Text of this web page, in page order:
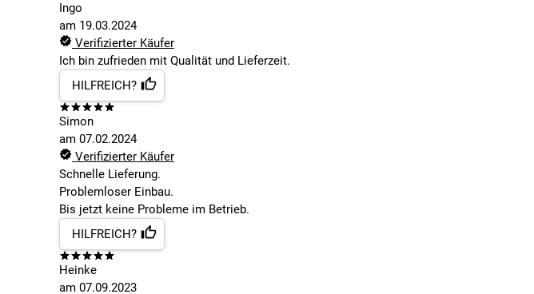
Ingo
am 19.03.2024
Verifizierter Käufer
Ich bin zufrieden mit Qualität und Lieferzeit.
HILFREICH?
Simon
am 07.02.2024
Verifizierter Käufer
Schnelle Lieferung.
Problemloser Einbau.
Bis jetzt keine Probleme im Betrieb.
HILFREICH?
Heinke
am 07.09.2023